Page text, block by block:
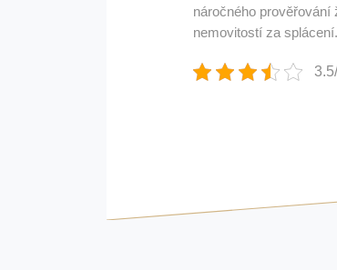
náročného prověřování
nemovitostí za